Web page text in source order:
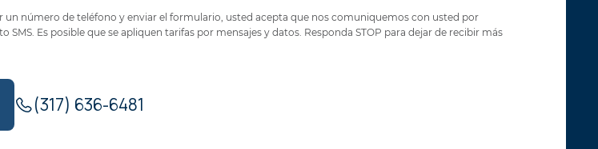
un número de teléfono y enviar el formulario, usted acepta que nos comuniquemos con usted por
SMS. Es posible que se apliquen tarifas por mensajes y datos. Responda STOP para dejar de recibir más
(317) 636-6481